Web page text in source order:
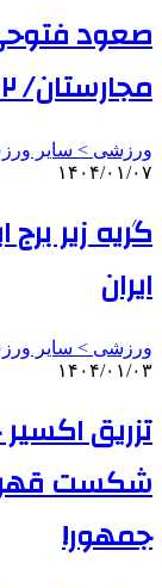
صعود
مجارستان/ ۲ ایرانی حذف شدند
ورزشی > سایر
۱۴۰۴/۰۱/۰۷
گریه زیر
ایران
ورزشی > سایر
۱۴۰۴/۰۱/۰۳
تزریق
شکست
جمهور!